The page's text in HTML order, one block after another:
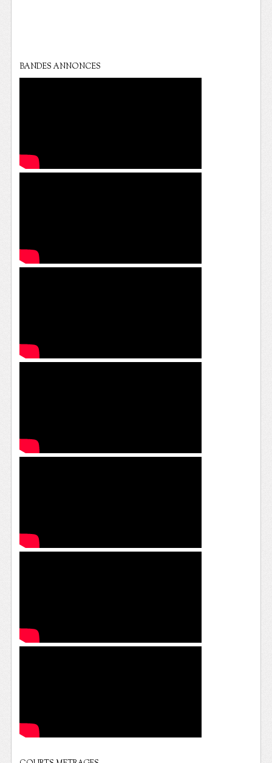
BANDES ANNONCES